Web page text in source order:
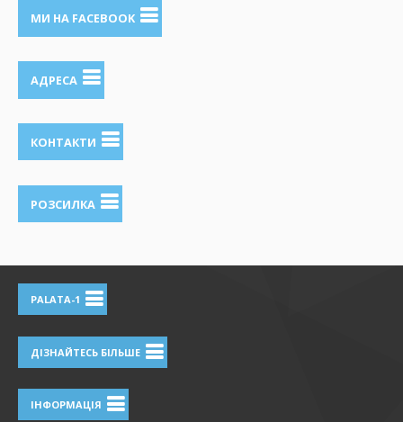
МИ НА FACEBOOK
АДРЕСА
КОНТАКТИ
РОЗСИЛКА
PALATA-1
ДІЗНАЙТЕСЬ БІЛЬШЕ
ІНФОРМАЦІЯ